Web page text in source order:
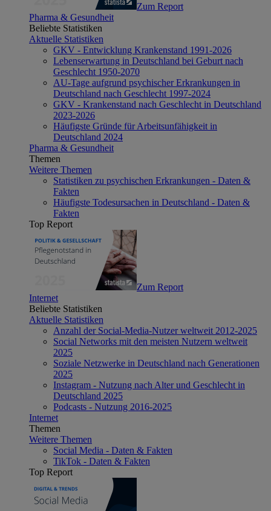
Zum Report
Pharma & Gesundheit
Beliebte Statistiken
Aktuelle Statistiken
GKV - Entwicklung Krankenstand 1991-2026
Lebenserwartung in Deutschland bei Geburt nach
Geschlecht 1950-2070
AU-Tage aufgrund psychischer Erkrankungen in
Deutschland nach Geschlecht 1997-2024
GKV - Krankenstand nach Geschlecht in Deutschland
2023-2026
Häufigste Gründe für Arbeitsunfähigkeit in
Deutschland 2024
Pharma & Gesundheit
Themen
Weitere Themen
Statistiken zu psychischen Erkrankungen - Daten &
Fakten
Häufigste Todesursachen in Deutschland - Daten &
Fakten
Top Report
Zum Report
Internet
Beliebte Statistiken
Aktuelle Statistiken
Anzahl der Social-Media-Nutzer weltweit 2012-2025
Social Networks mit den meisten Nutzern weltweit
2025
Soziale Netzwerke in Deutschland nach Generationen
2025
Instagram - Nutzung nach Alter und Geschlecht in
Deutschland 2025
Podcasts - Nutzung 2016-2025
Internet
Themen
Weitere Themen
Social Media - Daten & Fakten
TikTok - Daten & Fakten
Top Report